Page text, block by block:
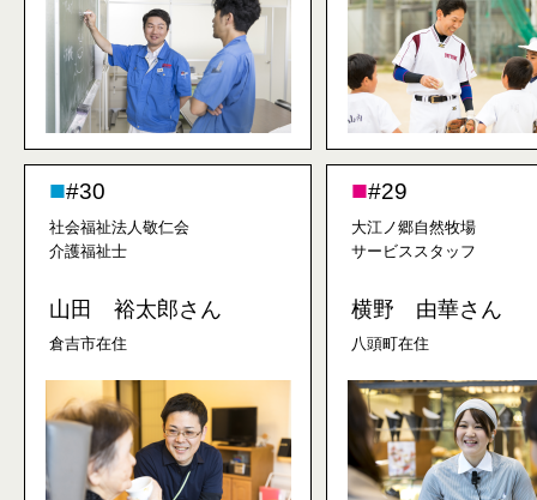
#30
社会福祉法人敬仁会
介護福祉士
山田 裕太郎さん
倉吉市在住
#29
大江ノ郷自然牧場
サービススタッフ
横野 由華さん
八頭町在住